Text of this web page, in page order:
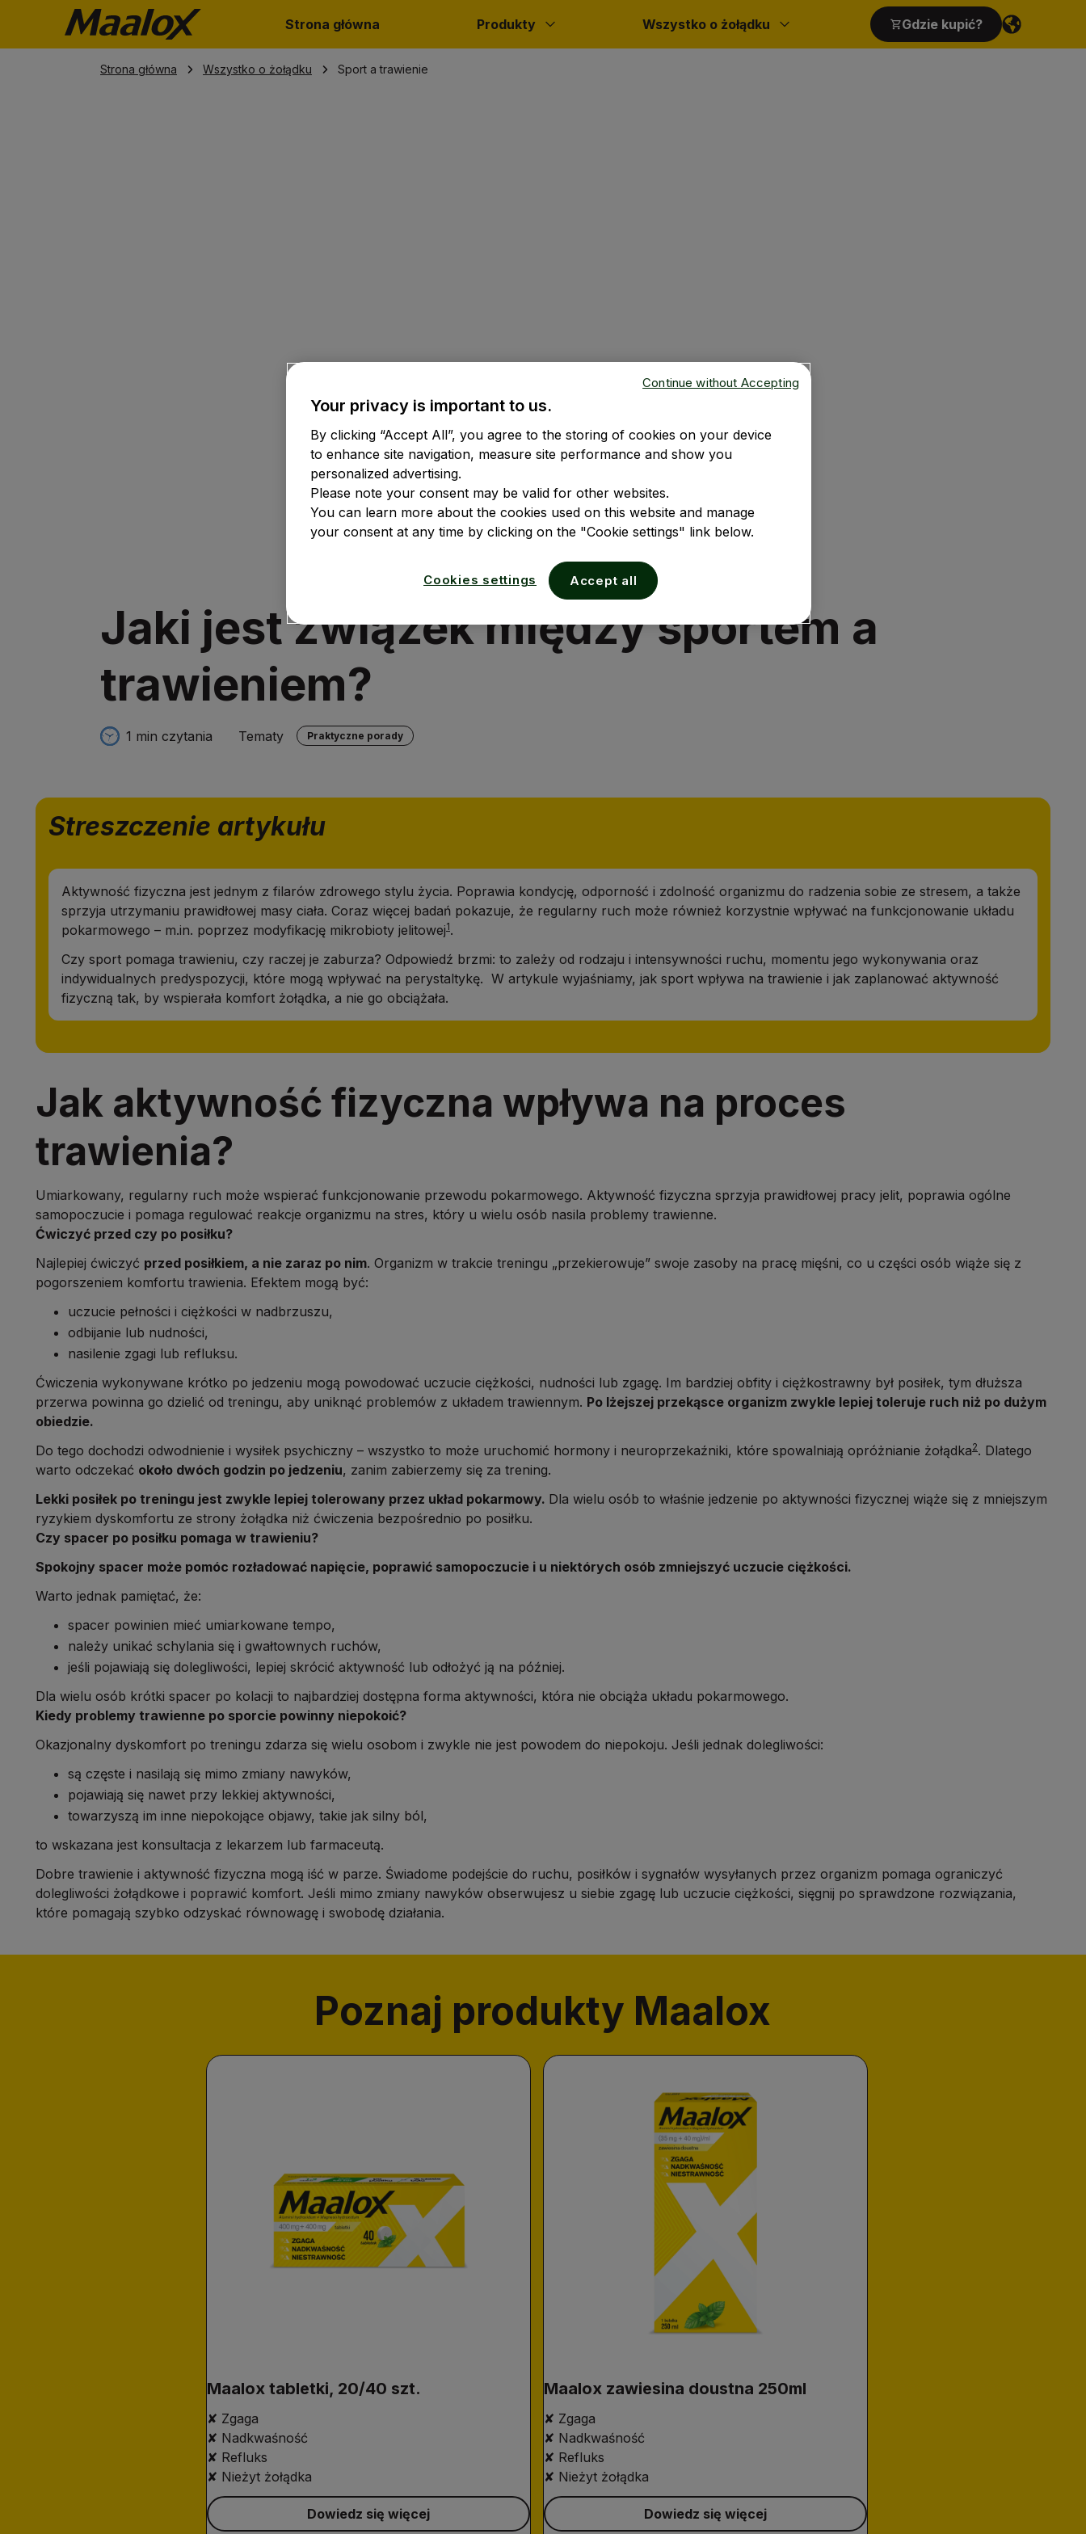
Strona główna Produkty Wszystko o żołądku Gdzie kupić?
Strona główna Wszystko o żołądku Sport a trawienie
Jaki jest związek między sportem a
trawieniem?
1 min czytania Tematy Praktyczne porady
Streszczenie artykułu
Aktywność fizyczna jest jednym z filarów zdrowego stylu życia. Poprawia kondycję, odporność i zdolność organizmu do radzenia sobie ze stresem, a także
sprzyja utrzymaniu prawidłowej masy ciała. Coraz więcej badań pokazuje, że regularny ruch może również korzystnie wpływać na funkcjonowanie układu
pokarmowego – m.in. poprzez modyfikację mikrobioty jelitowej1.
Czy sport pomaga trawieniu, czy raczej je zaburza? Odpowiedź brzmi: to zależy od rodzaju i intensywności ruchu, momentu jego wykonywania oraz
indywidualnych predyspozycji, które mogą wpływać na perystaltykę. W artykule wyjaśniamy, jak sport wpływa na trawienie i jak zaplanować aktywność
fizyczną tak, by wspierała komfort żołądka, a nie go obciążała.
Jak aktywność fizyczna wpływa na proces
trawienia?
Umiarkowany, regularny ruch może wspierać funkcjonowanie przewodu pokarmowego. Aktywność fizyczna sprzyja prawidłowej pracy jelit, poprawia ogólne
samopoczucie i pomaga regulować reakcje organizmu na stres, który u wielu osób nasila problemy trawienne.
Ćwiczyć przed czy po posiłku?
Najlepiej ćwiczyć przed posiłkiem, a nie zaraz po nim. Organizm w trakcie treningu „przekierowuje” swoje zasoby na pracę mięśni, co u części osób wiąże się z
pogorszeniem komfortu trawienia. Efektem mogą być:
uczucie pełności i ciężkości w nadbrzuszu,
odbijanie lub nudności,
nasilenie zgagi lub refluksu.
Ćwiczenia wykonywane krótko po jedzeniu mogą powodować uczucie ciężkości, nudności lub zgagę. Im bardziej obfity i ciężkostrawny był posiłek, tym dłuższa
przerwa powinna go dzielić od treningu, aby uniknąć problemów z układem trawiennym. Po lżejszej przekąsce organizm zwykle lepiej toleruje ruch niż po dużym
obiedzie.
Do tego dochodzi odwodnienie i wysiłek psychiczny – wszystko to może uruchomić hormony i neuroprzekaźniki, które spowalniają opróżnianie żołądka2. Dlatego
warto odczekać około dwóch godzin po jedzeniu, zanim zabierzemy się za trening.
Lekki posiłek po treningu jest zwykle lepiej tolerowany przez układ pokarmowy. Dla wielu osób to właśnie jedzenie po aktywności fizycznej wiąże się z mniejszym
ryzykiem dyskomfortu ze strony żołądka niż ćwiczenia bezpośrednio po posiłku.
Czy spacer po posiłku pomaga w trawieniu?
Spokojny spacer może pomóc rozładować napięcie, poprawić samopoczucie i u niektórych osób zmniejszyć uczucie ciężkości.
Warto jednak pamiętać, że:
spacer powinien mieć umiarkowane tempo,
należy unikać schylania się i gwałtownych ruchów,
jeśli pojawiają się dolegliwości, lepiej skrócić aktywność lub odłożyć ją na później.
Dla wielu osób krótki spacer po kolacji to najbardziej dostępna forma aktywności, która nie obciąża układu pokarmowego.
Kiedy problemy trawienne po sporcie powinny niepokoić?
Okazjonalny dyskomfort po treningu zdarza się wielu osobom i zwykle nie jest powodem do niepokoju. Jeśli jednak dolegliwości:
są częste i nasilają się mimo zmiany nawyków,
pojawiają się nawet przy lekkiej aktywności,
towarzyszą im inne niepokojące objawy, takie jak silny ból,
to wskazana jest konsultacja z lekarzem lub farmaceutą.
Dobre trawienie i aktywność fizyczna mogą iść w parze. Świadome podejście do ruchu, posiłków i sygnałów wysyłanych przez organizm pomaga ograniczyć
dolegliwości żołądkowe i poprawić komfort. Jeśli mimo zmiany nawyków obserwujesz u siebie zgagę lub uczucie ciężkości, sięgnij po sprawdzone rozwiązania,
które pomagają szybko odzyskać równowagę i swobodę działania.
Poznaj produkty Maalox
Maalox tabletki, 20/40 szt.
✘ Zgaga
✘ Nadkwaśność
✘ Refluks
✘ Nieżyt żołądka
Dowiedz się więcej
Maalox zawiesina doustna 250ml
✘ Zgaga
✘ Nadkwaśność
✘ Refluks
✘ Nieżyt żołądka
Dowiedz się więcej
Your privacy is important to us.
By clicking “Accept All”, you agree to the storing of cookies on your device
to enhance site navigation, measure site performance and show you
personalized advertising.
Please note your consent may be valid for other websites.
You can learn more about the cookies used on this website and manage
your consent at any time by clicking on the "Cookie settings" link below.
Cookies settings Accept all
Continue without Accepting